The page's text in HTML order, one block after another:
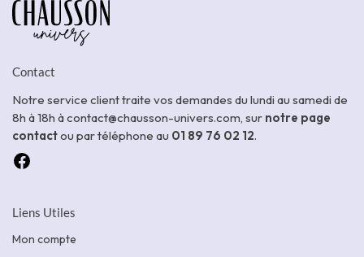
Contact
Notre service client traite vos demandes du lundi au samedi de
8h à 18h à contact@chausson-univers.com, sur notre page
contactou par téléphone au 01 89 76 02 12.
Liens Utiles
Mon compte